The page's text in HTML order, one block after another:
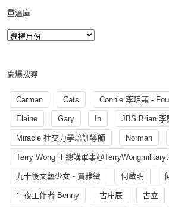
重溫庫
慶爆搜尋
Carman Cats Connie 李玥穎 -
Elaine Gary In JBS Brian 李
Miracle 社交力學培訓導師 Norman
Terry Wong 王總講軍事
九十後文藝少女 - 賈雅緻 何啟明
午夜工作者 Benny 古庄辰 古立